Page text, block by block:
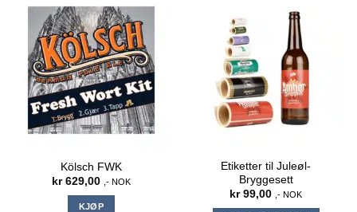
Kölsch FWK
kr629,00 ,- NOK
KJØP
Etiketter til Juleøl-
Bryggesett
kr99,00 ,- NOK